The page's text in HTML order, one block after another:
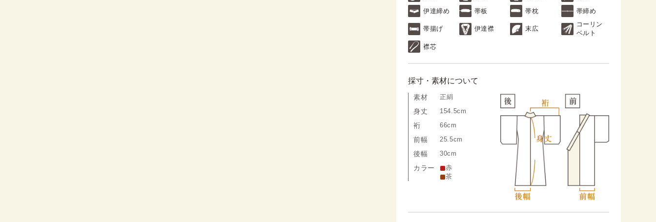
伊達締め 帯板 帯枕 帯締め
帯揚げ 伊達襟 末広
コーリン
ベルト
襟芯
採寸・素材について
素材 正絹
身丈 154.5cm
裄 66cm
前幅 25.5cm
後幅 30cm
カラー
赤
茶